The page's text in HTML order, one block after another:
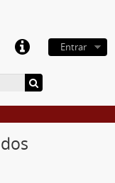
Entrar